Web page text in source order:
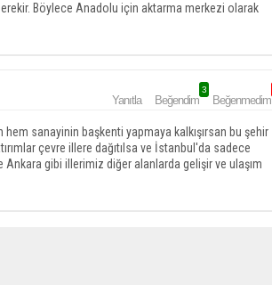
Böylece Anadolu için aktarma merkezi olarak
Yanıtla Beğendim
3
Beğenmedim
sanayinin başkenti yapmaya kalkışırsan bu şehir
çevre illere dağıtılsa ve İstanbul'da sadece
gibi illerimiz diğer alanlarda gelişir ve ulaşım